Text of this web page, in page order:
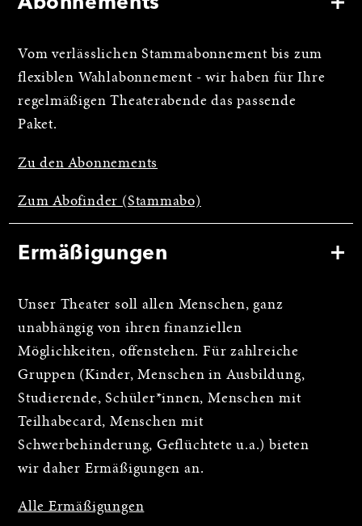
Vom verlässlichen Stammabonnement bis zum
flexiblen Wahlabonnement - wir haben für Ihre
regelmäßigen Theaterabende das passende
Paket.
Zu den Abonnements
Zum Abofinder (Stammabo)
Ermäßigungen
Unser Theater soll allen Menschen, ganz
unabhängig von ihren finanziellen
Möglichkeiten, offenstehen. Für zahlreiche
Gruppen (Kinder, Menschen in Ausbildung,
Studierende, Schüler*innen, Menschen mit
Teilhabecard, Menschen mit
Schwerbehinderung, Geflüchtete u.a.) bieten
wir daher Ermäßigungen an.
Alle Ermäßigungen